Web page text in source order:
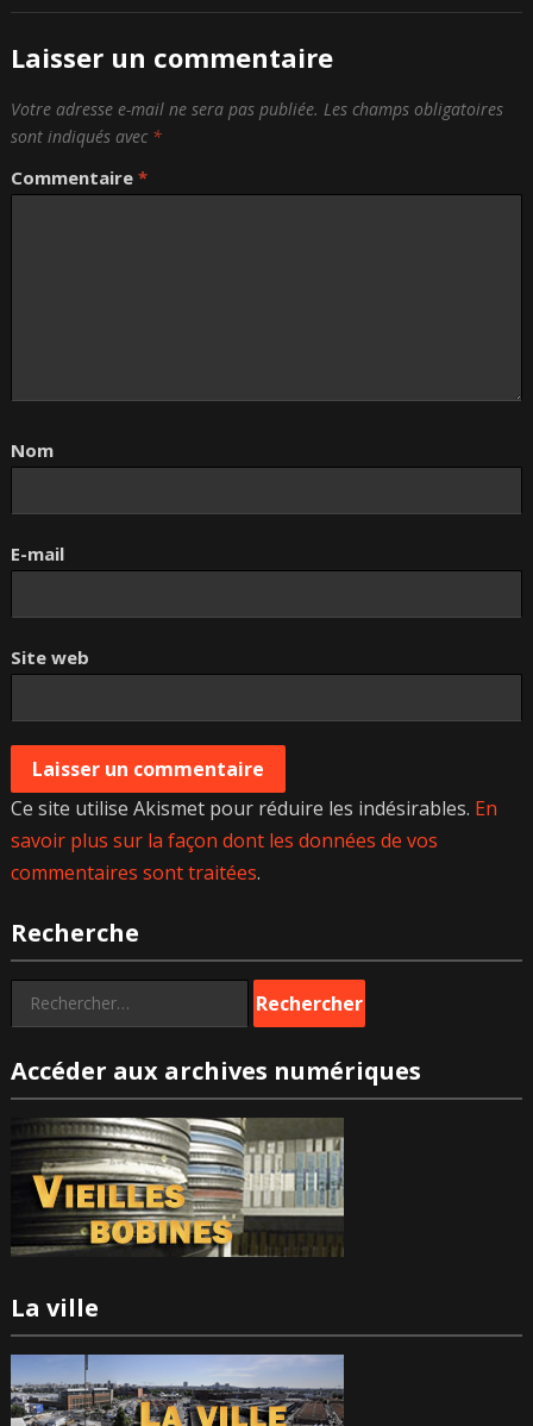
Laisser un commentaire
Votre adresse e-mail ne sera pas publiée. Les champs obligatoires
sont indiqués avec *
Commentaire *
Nom
E-mail
Site web
Ce site utilise Akismet pour réduire les indésirables. En
savoir plus sur la façon dont les données de vos
commentaires sont traitées.
Recherche
Rechercher :
Accéder aux archives numériques
La ville